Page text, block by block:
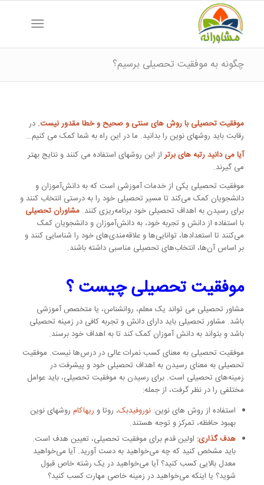
چگونه به موفقیت تحصیلی برسیم؟
موفقیت تحصیلی با روش های سنتی و صحیح و خطا مقدور نیست. در
رقابت باید روشهای نوین را بدانید. ما در این راه به شما کمک می کنیم…
آیا می دانید رتبه های برتراز این روشهای استفاده می کنند و نتایج بهتر
می گیرند.
موفقیت تحصیلی یکی از خدمات آموزشی است که به دانش‌آموزان و
دانشجویان کمک می‌کند تا مسیر تحصیلی خود را به درستی انتخاب کنند و
برای رسیدن به اهداف تحصیلی خود برنامه‌ریزی کنند. مشاوران تحصیلی
با استفاده از دانش و تجربه خود، به دانش‌آموزان و دانشجویان کمک
می‌کنند تا استعدادها، توانایی‌ها و علاقه‌مندی‌های خود را شناسایی کنند و
بر اساس آن‌ها، انتخاب‌های تحصیلی مناسبی داشته باشند.
موفقیت تحصیلی چیست ؟
مشاور تحصیلی می تواند یک معلم، روانشناس، یا متخصص آموزشی
باشد. مشاور تحصیلی باید دارای دانش و تجربه کافی در زمینه تحصیلی
باشد و بتواند به دانش آموزان کمک کند تا به اهداف خود برسند.
موفقیت تحصیلی به معنای کسب نمرات عالی در درس‌ها نیست. موفقیت
تحصیلی به معنای رسیدن به اهداف تحصیلی خود و پیشرفت در
زمینه‌های تحصیلی است. برای رسیدن به موفقیت تحصیلی، باید عوامل
مختلفی را در نظر گرفت، از جمله:
استفاده از روش های نوین: نوروفیدبک، روتا و ریهاکامروشهای نوین
بهبود حافظه، تمرکز و توجه هستند.
هدف گذاری: اولین قدم برای موفقیت تحصیلی، تعیین هدف است.
باید مشخص کنید که چه می‌خواهید به دست آورید. آیا می‌خواهید
معدل بالایی کسب کنید؟ آیا می‌خواهید در یک رشته خاص قبول
شوید؟ یا اینکه می‌خواهید در زمینه خاصی مهارت کسب کنید؟